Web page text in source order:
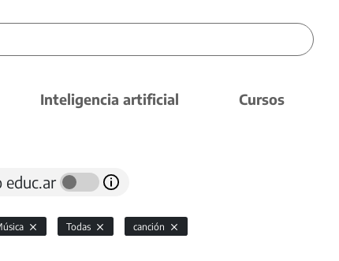
Inteligencia artificial Cursos
educ.ar
Todas canción